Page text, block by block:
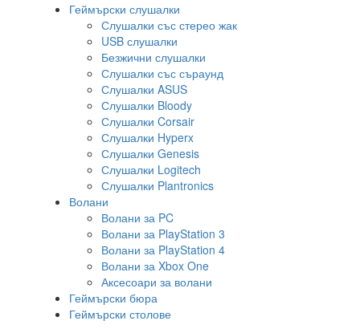
Геймърски слушалки
Слушалки със стерео жак
USB слушалки
Безжични слушалки
Слушалки със съраунд
Слушалки ASUS
Слушалки Bloody
Слушалки Corsair
Слушалки Hyperx
Слушалки Genesis
Слушалки Logitech
Слушалки Plantronics
Волани
Волани за PC
Волани за PlayStation 3
Волани за PlayStation 4
Волани за Xbox One
Аксесоари за волани
Геймърски бюра
Геймърски столове